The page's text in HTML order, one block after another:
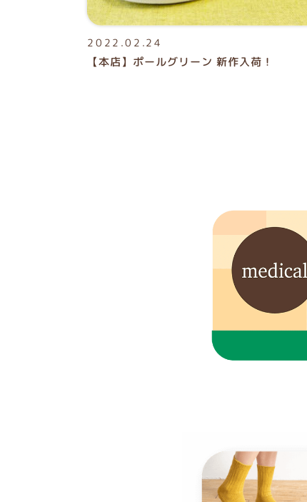
2022.02.24
【本店】ポールグリーン 新作入荷！